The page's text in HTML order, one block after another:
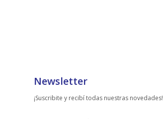
Newsletter
¡Suscribite y recibí todas nuestras novedades!